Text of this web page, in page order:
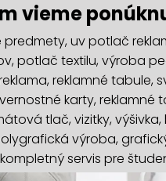
vieme
predmety, uv potlač
potlač textilu, výroba
reklamné tabule,
karty, reklamné
tlač, vizitky, výšivka,
výroba,
servis pre